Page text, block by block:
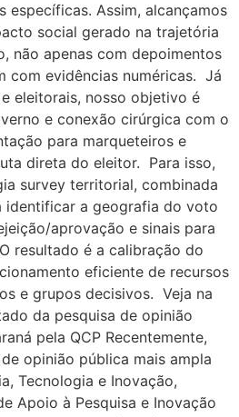
específicas. Assim, alcançamos
social gerado na trajetória
não apenas com depoimentos
com evidências numéricas. Já
eleitorais, nosso objetivo é
e conexão cirúrgica com o
para marqueteiros e
direta do eleitor. Para isso,
survey territorial, combinada
identificar a geografia do voto
aprovação e sinais para
resultado é a calibração do
eficiente de recursos
e grupos decisivos. Veja na
da pesquisa de opinião
pela QCP Recentemente,
opinião pública mais ampla
Tecnologia e Inovação,
Apoio à Pesquisa e Inovação